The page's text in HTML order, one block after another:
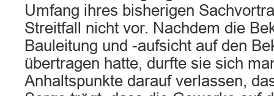
Umfang ihres bisherigen
Streitfall nicht vor. Nachdem die
Bauleitung und -aufsicht auf den
übertragen hatte, durfte sie sich
Anhaltspunkte darauf verlassen,